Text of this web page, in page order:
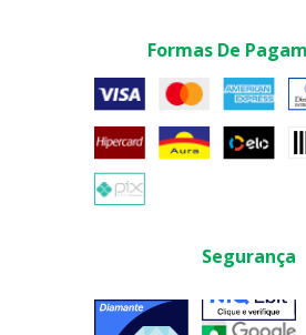
Formas De
Segurança